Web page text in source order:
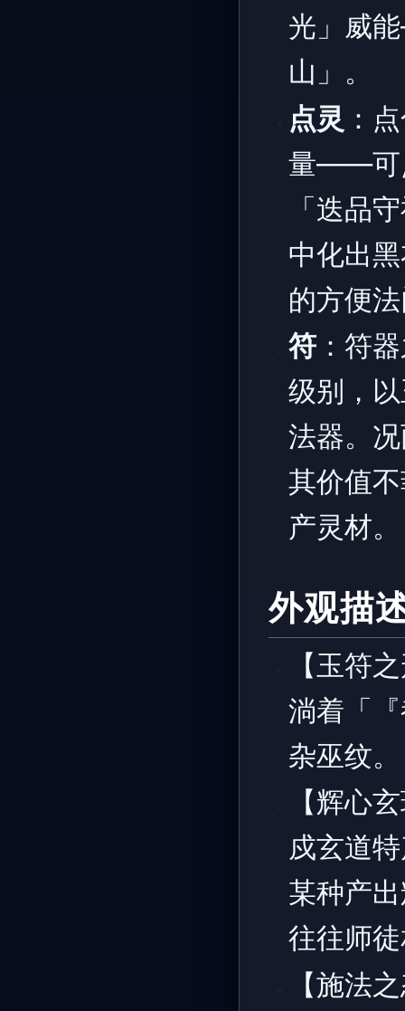
光」威
山」。
点灵 ：
量——可
「迭品
中化出
的方便
符 ：符
级别，
法器。
其价值
产灵材。
外观描
【玉符
淌着「
杂巫纹。
【辉心
戍玄道
某种产
往往师
【施法